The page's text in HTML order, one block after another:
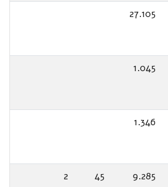
27.105
1.045
1.346
9.285
45
2